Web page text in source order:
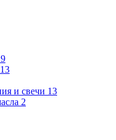
9
13
и свечи 13
2